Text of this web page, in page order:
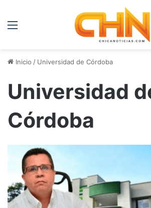
Menú
Inicio / Universidad de Córdoba
Universidad
Córdoba